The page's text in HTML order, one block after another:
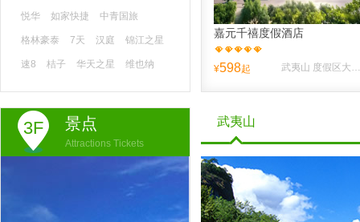
悦华 如家快捷 中青国旅
格林豪泰 7天 汉庭 锦江之星
速8 桔子 华天之星 维也纳
嘉元千禧度假酒店
¥598起 武夷山 度假区大王峰南路106号
3F 景点
Attractions Tickets
武夷山